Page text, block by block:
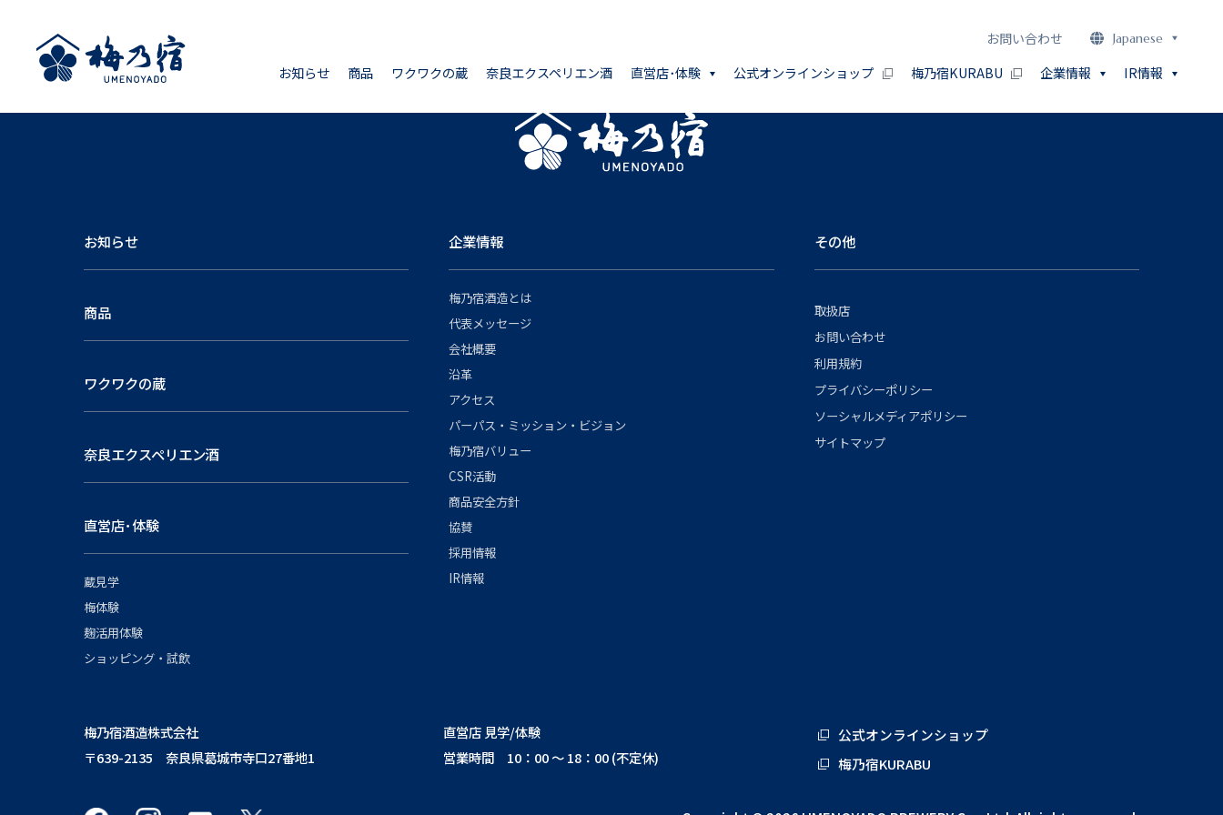
お問い合わせ Japanese
お知らせ 商品 ワクワクの蔵 奈良エクスペリエン酒 直営店･体験 公式オンラインショップ 梅乃宿KURABU 企業情報 IR情報
お知らせ
商品
ワクワクの蔵
奈良エクスペリエン酒
直営店･体験
蔵見学
梅体験
麹活用体験
ショッピング・試飲
企業情報
梅乃宿酒造とは
代表メッセージ
会社概要
沿革
アクセス
パーパス・ミッション・ビジョン
梅乃宿バリュー
CSR活動
商品安全方針
協賛
採用情報
IR情報
その他
取扱店
お問い合わせ
利用規約
プライバシーポリシー
ソーシャルメディアポリシー
サイトマップ
梅乃宿酒造株式会社
〒639-2135 奈良県葛城市寺口27番地1
直営店 見学/体験
営業時間 10：00 ～ 18：00 (不定休)
公式オンラインショップ
梅乃宿KURABU